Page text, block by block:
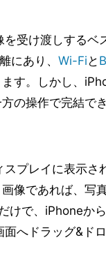
受け渡しするベ
にあり、 Wi-Fi と
す。しかし、
の操作で完結で
プレイに表示さ
像であれば、写
けで、iPhoneか
へドラッグ&ド